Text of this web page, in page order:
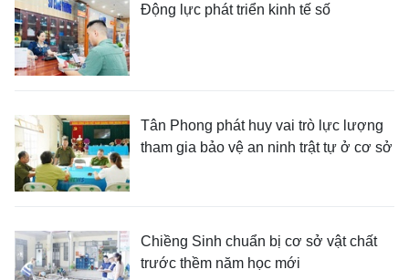
Động lực phát triển kinh tế số
Tân Phong phát huy vai trò lực lượng
tham gia bảo vệ an ninh trật tự ở cơ sở
Chiềng Sinh chuẩn bị cơ sở vật chất
trước thềm năm học mới